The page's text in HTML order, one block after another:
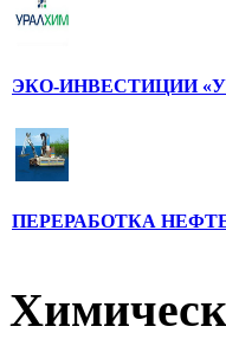
ЭКО-ИНВЕСТИЦИИ
ПЕРЕРАБОТКА